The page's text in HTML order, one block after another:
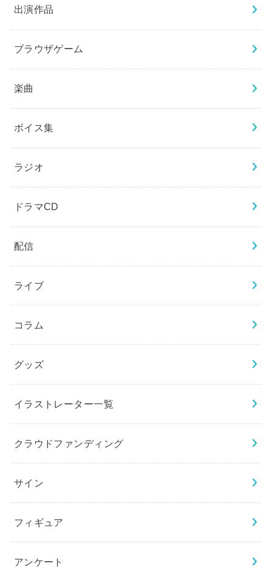
出演作品
ブラウザゲーム
楽曲
ボイス集
ラジオ
ドラマCD
配信
ライブ
コラム
グッズ
イラストレーター一覧
クラウドファンディング
サイン
フィギュア
アンケート